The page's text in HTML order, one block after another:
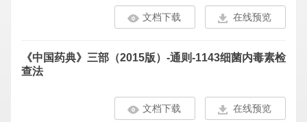
文档下载 在线预览
《中国药典》三部（2015版）-通则-1143细菌内毒素检
查法
文档下载 在线预览